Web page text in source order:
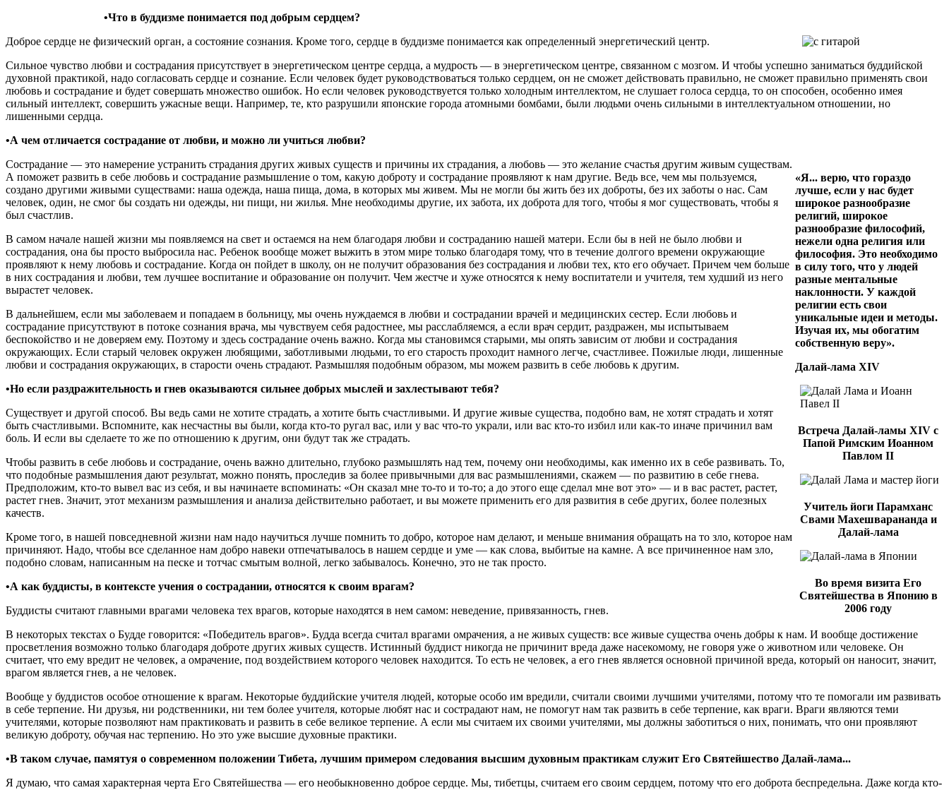
•Что в буддизме понимается под добрым сердцем?
Доброе сердце не физический орган, а состояние сознания. Кроме того, сердце в буддизме понимается как определенный энергетический центр.
Сильное чувство любви и сострадания присутствует в энергетическом центре сердца, а мудрость — в энергетическом центре, связанном с мозгом. И чтобы успешно заниматься буддийской
духовной практикой, надо согласовать сердце и сознание. Если человек будет руководствоваться только сердцем, он не сможет действовать правильно, не сможет правильно применять свои
любовь и сострадание и будет совершать множество ошибок. Но если человек руководствуется только холодным интеллектом, не слушает голоса сердца, то он способен, особенно имея
сильный интеллект, совершить ужасные вещи. Например, те, кто разрушили японские города атомными бомбами, были людьми очень сильными в интеллектуальном отношении, но
лишенными сердца.
•А чем отличается сострадание от любви, и можно ли учиться любви?
«Я... верю, что гораздо
лучше, если у нас будет
широкое разнообразие
религий, широкое
разнообразие философий,
нежели одна религия или
философия. Это необходимо
в силу того, что у людей
разные ментальные
наклонности. У каждой
религии есть свои
уникальные идеи и методы.
Изучая их, мы обогатим
собственную веру».
Далай-лама XIV
Встреча Далай-ламы XIV с
Папой Римским Иоанном
Павлом II
Учитель йоги Парамханс
Свами Махешварананда и
Далай-лама
Во время визита Его
Святейшества в Японию в
2006 году
Сострадание — это намерение устранить страдания других живых существ и причины их страдания, а любовь — это желание счастья другим живым существам.
А поможет развить в себе любовь и сострадание размышление о том, какую доброту и сострадание проявляют к нам другие. Ведь все, чем мы пользуемся,
создано другими живыми существами: наша одежда, наша пища, дома, в которых мы живем. Мы не могли бы жить без их доброты, без их заботы о нас. Сам
человек, один, не смог бы создать ни одежды, ни пищи, ни жилья. Мне необходимы другие, их забота, их доброта для того, чтобы я мог существовать, чтобы я
был счастлив.
В самом начале нашей жизни мы появляемся на свет и остаемся на нем благодаря любви и состраданию нашей матери. Если бы в ней не было любви и
сострадания, она бы просто выбросила нас. Ребенок вообще может выжить в этом мире только благодаря тому, что в течение долгого времени окружающие
проявляют к нему любовь и сострадание. Когда он пойдет в школу, он не получит образования без сострадания и любви тех, кто его обучает. Причем чем больше
в них сострадания и любви, тем лучшее воспитание и образование он получит. Чем жестче и хуже относятся к нему воспитатели и учителя, тем худший из него
вырастет человек.
В дальнейшем, если мы заболеваем и попадаем в больницу, мы очень нуждаемся в любви и сострадании врачей и медицинских сестер. Если любовь и
сострадание присутствуют в потоке сознания врача, мы чувствуем себя радостнее, мы расслабляемся, а если врач сердит, раздражен, мы испытываем
беспокойство и не доверяем ему. Поэтому и здесь сострадание очень важно. Когда мы становимся старыми, мы опять зависим от любви и сострадания
окружающих. Если старый человек окружен любящими, заботливыми людьми, то его старость проходит намного легче, счастливее. Пожилые люди, лишенные
любви и сострадания окружающих, в старости очень страдают. Размышляя подобным образом, мы можем развить в себе любовь к другим.
•Но если раздражительность и гнев оказываются сильнее добрых мыслей и захлестывают тебя?
Существует и другой способ. Вы ведь сами не хотите страдать, а хотите быть счастливыми. И другие живые существа, подобно вам, не хотят страдать и хотят
быть счастливыми. Вспомните, как несчастны вы были, когда кто-то ругал вас, или у вас что-то украли, или вас кто-то избил или как-то иначе причинил вам
боль. И если вы сделаете то же по отношению к другим, они будут так же страдать.
Чтобы развить в себе любовь и сострадание, очень важно длительно, глубоко размышлять над тем, почему они необходимы, как именно их в себе развивать. То,
что подобные размышления дают результат, можно понять, проследив за более привычными для вас размышлениями, скажем — по развитию в себе гнева.
Предположим, кто-то вывел вас из себя, и вы начинаете вспоминать: «Он сказал мне то-то и то-то; а до этого еще сделал мне вот это» — и в вас растет, растет,
растет гнев. Значит, этот механизм размышления и анализа действительно работает, и вы можете применить его для развития в себе других, более полезных
качеств.
Кроме того, в нашей повседневной жизни нам надо научиться лучше помнить то добро, которое нам делают, и меньше внимания обращать на то зло, которое нам
причиняют. Надо, чтобы все сделанное нам добро навеки отпечатывалось в нашем сердце и уме — как слова, выбитые на камне. А все причиненное нам зло,
подобно словам, написанным на песке и тотчас смытым волной, легко забывалось. Конечно, это не так просто.
•А как буддисты, в контексте учения о сострадании, относятся к своим врагам?
Буддисты считают главными врагами человека тех врагов, которые находятся в нем самом: неведение, привязанность, гнев.
В некоторых текстах о Будде говорится: «Победитель врагов». Будда всегда считал врагами омрачения, а не живых существ: все живые существа очень добры к нам. И вообще достижение
просветления возможно только благодаря доброте других живых существ. Истинный буддист никогда не причинит вреда даже насекомому, не говоря уже о животном или человеке. Он
считает, что ему вредит не человек, а омрачение, под воздействием которого человек находится. То есть не человек, а его гнев является основной причиной вреда, который он наносит, значит,
врагом является гнев, а не человек.
Вообще у буддистов особое отношение к врагам. Некоторые буддийские учителя людей, которые особо им вредили, считали своими лучшими учителями, потому что те помогали им развивать
в себе терпение. Ни друзья, ни родственники, ни тем более учителя, которые любят нас и сострадают нам, не помогут нам так развить в себе терпение, как враги. Враги являются теми
учителями, которые позволяют нам практиковать и развить в себе великое терпение. А если мы считаем их своими учителями, мы должны заботиться о них, понимать, что они проявляют
великую доброту, обучая нас терпению. Но это уже высшие духовные практики.
•В таком случае, памятуя о современном положении Тибета, лучшим примером следования высшим духовным практикам служит Его Святейшество Далай-лама...
Я думаю, что самая характерная черта Его Святейшества — его необыкновенно доброе сердце. Мы, тибетцы, считаем его своим сердцем, потому что его доброта беспредельна. Даже когда кто-